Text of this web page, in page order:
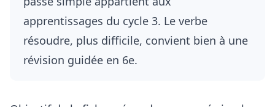
apprentissages du cycle 3. Le verbe
résoudre, plus difficile, convient bien à une
révision guidée en 6e.